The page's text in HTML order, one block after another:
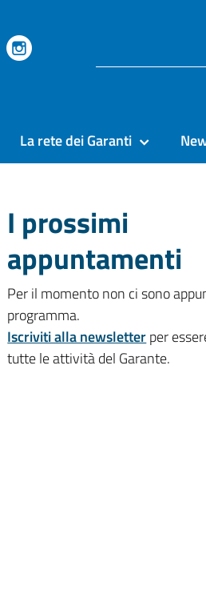
La rete dei Garanti
I prossimi
appuntamenti
Per il momento non ci sono
programma.
Iscriviti alla newsletterper
tutte le attività del Garante.